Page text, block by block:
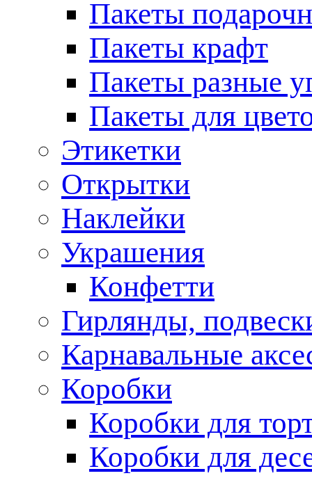
Пакеты
Пакеты крафт
Пакеты разные
Пакеты для
Этикетки
Открытки
Наклейки
Украшения
Конфетти
Гирлянды,
Карнавальные
Коробки
Коробки для
Коробки для